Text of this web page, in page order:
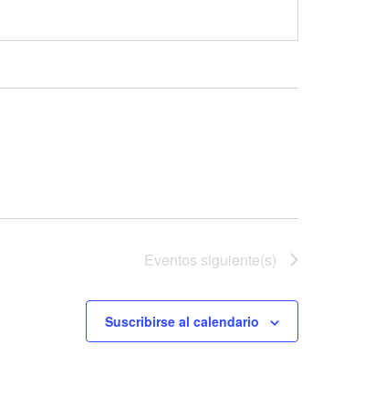
Eventos siguiente(s)
Suscribirse al calendario